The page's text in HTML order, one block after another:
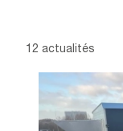
12 actualités